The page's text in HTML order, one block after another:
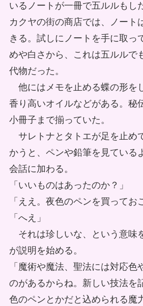
いるノートが一冊で五ルルもし
カクヤの街の商店では、ノート
きる。試しにノートを手に取っ
めや白さから、これは五ルルで
代物だった。
他にはメモを止める蝶の形を
香り高いオイルなどがある。秘
小冊子まで揃っていた。
サレトナとタトエが足を止め
かうと、ペンや鉛筆を見ている
会話に加わる。
「いいものはあったのか？」
「ええ。夜色のペンを買ってお
「へえ」
それは珍しいな、という意味
が説明を始める。
「魔術や魔法、聖法には対応色
のがあるからね。新しい技法を
色のペンとかだと込められる魔